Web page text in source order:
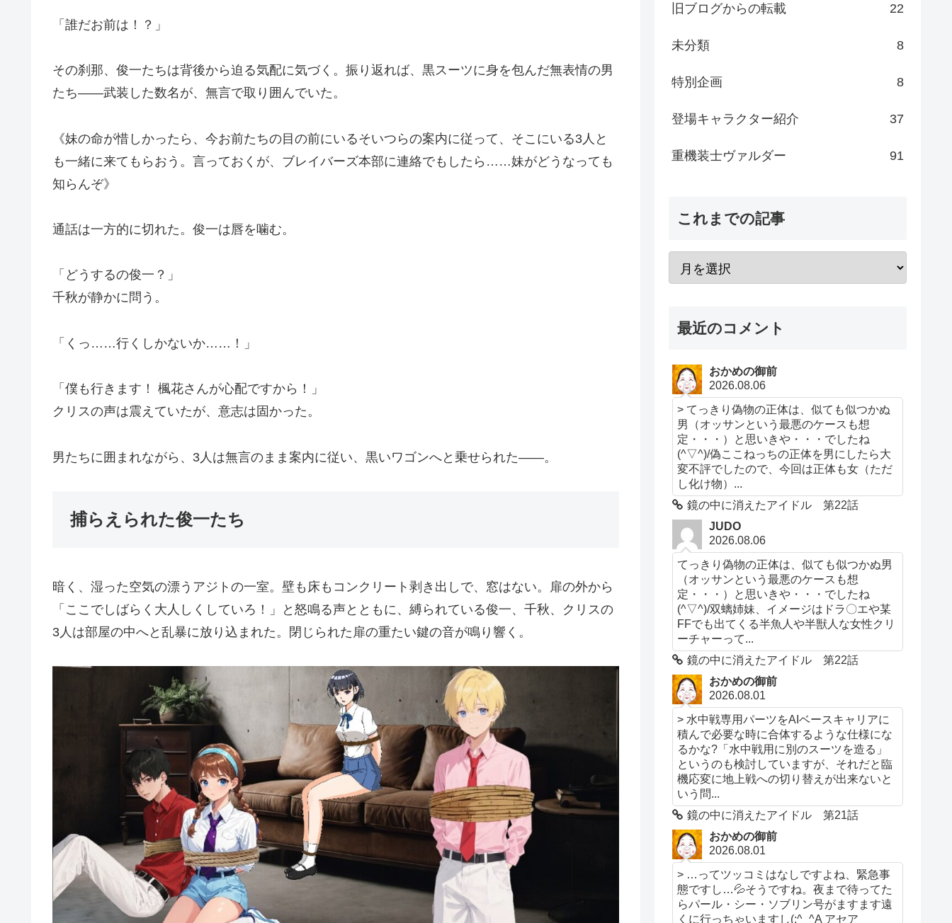
「誰だお前は！？」
その刹那、俊一たちは背後から迫る気配に気づく。振り返れば、黒スーツに身を包んだ無表情の男
たち――武装した数名が、無言で取り囲んでいた。
《妹の命が惜しかったら、今お前たちの目の前にいるそいつらの案内に従って、そこにいる3人と
も一緒に来てもらおう。言っておくが、ブレイバーズ本部に連絡でもしたら……妹がどうなっても
知らんぞ》
通話は一方的に切れた。俊一は唇を噛む。
「どうするの俊一？」
千秋が静かに問う。
「くっ……行くしかないか……！」
「僕も行きます！ 楓花さんが心配ですから！」
クリスの声は震えていたが、意志は固かった。
男たちに囲まれながら、3人は無言のまま案内に従い、黒いワゴンへと乗せられた――。
捕らえられた俊一たち
暗く、湿った空気の漂うアジトの一室。壁も床もコンクリート剥き出しで、窓はない。扉の外から
「ここでしばらく大人しくしていろ！」と怒鳴る声とともに、縛られている俊一、千秋、クリスの
3人は部屋の中へと乱暴に放り込まれた。閉じられた扉の重たい鍵の音が鳴り響く。
旧ブログからの転載 22
未分類 8
特別企画 8
登場キャラクター紹介 37
重機装士ヴァルダー 91
これまでの記事
最近のコメント
おかめの御前
2026.08.06
> てっきり偽物の正体は、似ても似つかぬ
男（オッサンという最悪のケースも想
定・・・）と思いきや・・・でしたね
(^▽^)/偽ここねっちの正体を男にしたら大
変不評でしたので、今回は正体も女（ただ
し化け物）...
鏡の中に消えたアイドル 第22話
JUDO
2026.08.06
てっきり偽物の正体は、似ても似つかぬ男
（オッサンという最悪のケースも想
定・・・）と思いきや・・・でしたね
(^▽^)/双螭姉妹、イメージはドラ〇エや某
FFでも出てくる半魚人や半獣人な女性クリ
ーチャーって...
鏡の中に消えたアイドル 第22話
おかめの御前
2026.08.01
> 水中戦専用パーツをAIベースキャリアに
積んで必要な時に合体するような仕様にな
るかな?「水中戦用に別のスーツを造る」
というのも検討していますが、それだと臨
機応変に地上戦への切り替えが出来ないと
いう問...
鏡の中に消えたアイドル 第21話
おかめの御前
2026.08.01
> …ってツッコミはなしですよね、緊急事
態ですし…💦そうですね。夜まで待ってた
らパール・シー・ソブリン号がますます遠
くに行っちゃいますし(;^_^A アセア